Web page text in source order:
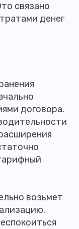
связано
денег
договора.
возьмет